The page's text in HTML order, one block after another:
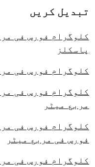
تبدیل کریں
کلوگرام فورس فی
پاسکلز
کلوگرام فورس فی
کلوگرام فورس فی
مربع میٹر
کلوگرام فورس فی
فورس فی مربع میٹر
کلوگرام فورس فی